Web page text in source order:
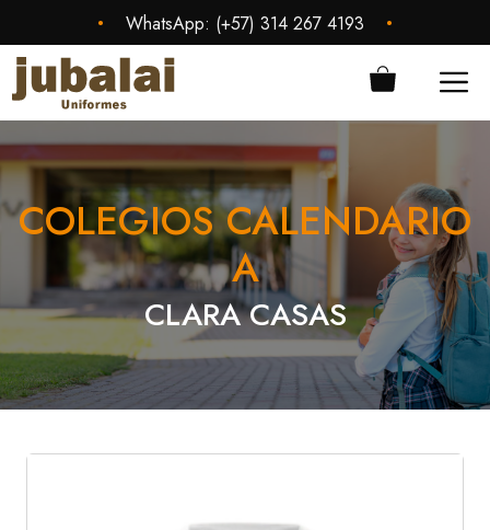
contenido
• WhatsApp: (+57) 314 267 4193 •
COLEGIOS CALENDARIO
A
CLARA CASAS